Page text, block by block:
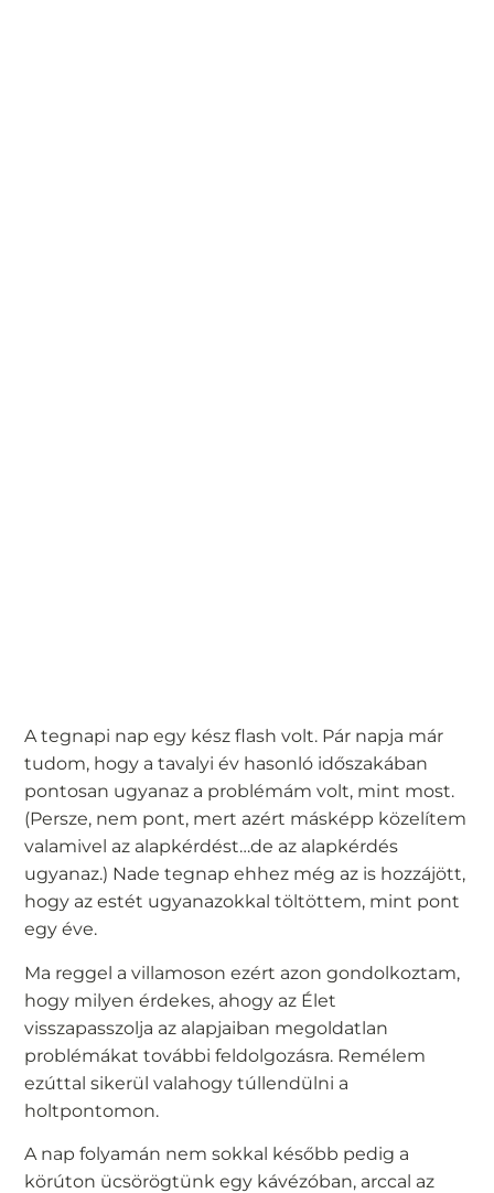
A tegnapi nap egy kész flash volt. Pár napja már
tudom, hogy a tavalyi év hasonló időszakában
pontosan ugyanaz a problémám volt, mint most.
(Persze, nem pont, mert azért másképp közelítem
valamivel az alapkérdést…de az alapkérdés
ugyanaz.) Nade tegnap ehhez még az is hozzájött,
hogy az estét ugyanazokkal töltöttem, mint pont
egy éve.
Ma reggel a villamoson ezért azon gondolkoztam,
hogy milyen érdekes, ahogy az Élet
visszapasszolja az alapjaiban megoldatlan
problémákat további feldolgozásra. Remélem
ezúttal sikerül valahogy túllendülni a
holtpontomon.
A nap folyamán nem sokkal később pedig a
körúton ücsörögtünk egy kávézóban, arccal az